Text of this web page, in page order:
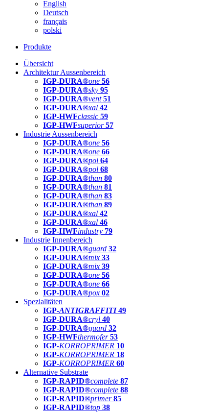
English
Deutsch
français
polski
Produkte
Übersicht
Architektur Aussenbereich
IGP-DURA®one 56
IGP-DURA®sky 95
IGP-DURA®vent 51
IGP-DURA®xal 42
IGP-HWFclassic 59
IGP-HWFsuperior 57
Industrie Aussenbereich
IGP-DURA®one 56
IGP-DURA®one 66
IGP-DURA®pol 64
IGP-DURA®pol 68
IGP-DURA®than 80
IGP-DURA®than 81
IGP-DURA®than 83
IGP-DURA®than 89
IGP-DURA®xal 42
IGP-DURA®xal 46
IGP-HWFindustry 79
Industrie Innenbereich
IGP-DURA®guard 32
IGP-DURA®mix 33
IGP-DURA®mix 39
IGP-DURA®one 56
IGP-DURA®one 66
IGP-DURA®pox 02
Spezialitäten
IGP-ANTIGRAFFITI49
IGP-DURA®cryl 40
IGP-DURA®guard 32
IGP-HWFthermofer 53
IGP-KORROPRIMER 10
IGP-KORROPRIMER 18
IGP-KORROPRIMER 60
Alternative Substrate
IGP-RAPID®complete 87
IGP-RAPID®complete 88
IGP-RAPID®primer 85
IGP-RAPID®top 38